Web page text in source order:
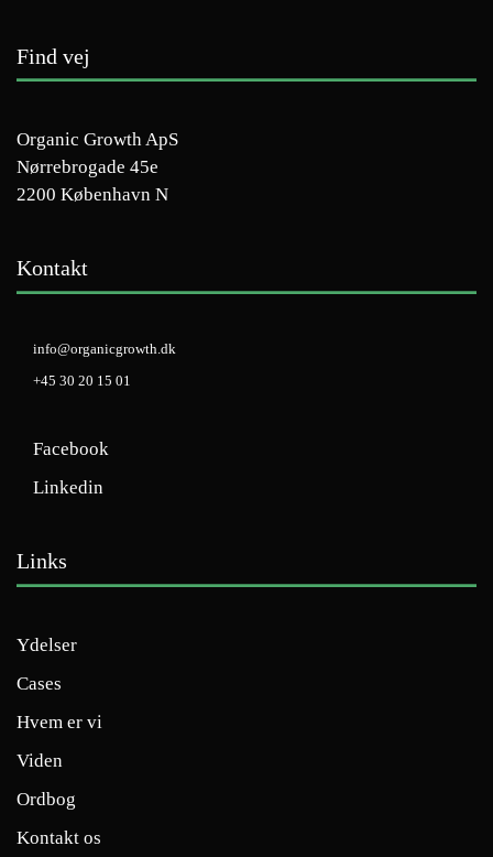
Find vej
Organic Growth ApS
Nørrebrogade 45e
2200 København N
Kontakt
info@organicgrowth.dk
+45 30 20 15 01
Facebook
Linkedin
Links
Ydelser
Cases
Hvem er vi
Viden
Ordbog
Kontakt os